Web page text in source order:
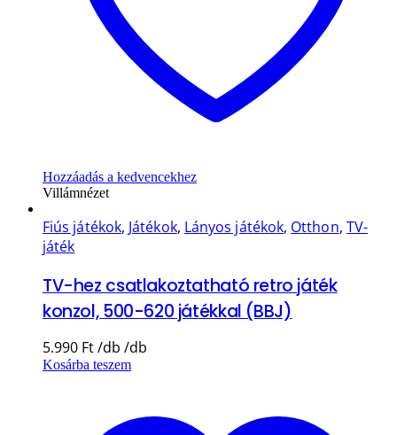
Hozzáadás a kedvencekhez
Villámnézet
Fiús játékok, Játékok, Lányos játékok, Otthon, TV-
játék
TV-hez csatlakoztatható retro játék
konzol, 500-620 játékkal (BBJ)
5.990 Ft
Kosárba teszem